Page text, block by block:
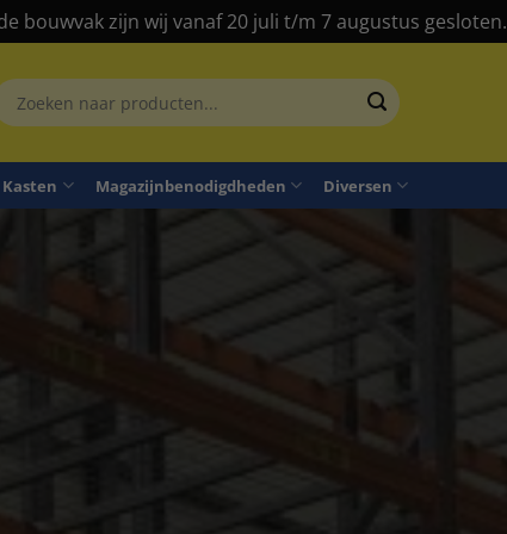
bouwvak zijn wij vanaf 20 juli t/m 7 augustus gesloten.
Kasten Magazijnbenodigdheden Diversen